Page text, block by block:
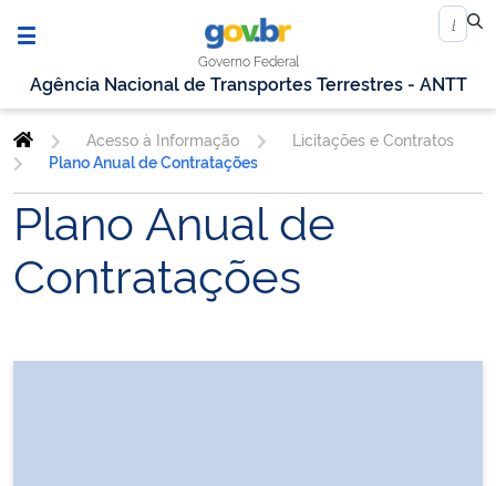
Governo Federal
Agência Nacional de Transportes Terrestres - ANTT
Acesso à Informação
Licitações e Contratos
Plano Anual de Contratações
Plano Anual de
Contratações